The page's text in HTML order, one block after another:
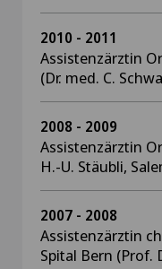
2010 - 2011
Assistenzärztin
(Dr. med. C.
2008 - 2009
Assistenzärztin
H.-U. Stäubli,
2007 - 2008
Assistenzärztin
Spital Bern (Prof.